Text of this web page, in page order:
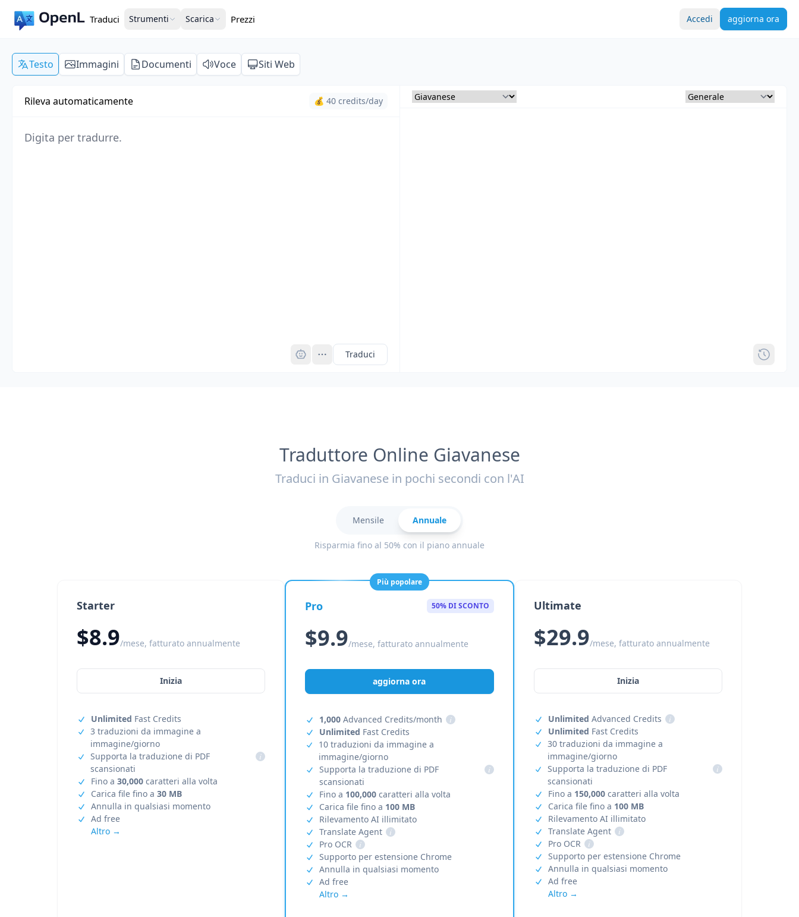
Traduci Strumenti Scarica Prezzi Accedi aggiorna ora
Testo Immagini Documenti Voce Siti Web
Rileva automaticamente 💰 40 credits/day
Traduci
Traduttore Online Giavanese
Traduci in Giavanese in pochi secondi con l'AI
Mensile Annuale
Risparmia fino al 50% con il piano annuale
Starter
$8.9/mese, fatturato annualmente
Inizia
Unlimited Fast Credits
3 traduzioni da immagine a
immagine/giorno
Supporta la traduzione di PDF
scansionati
i
Fino a 30,000 caratteri alla volta
Carica file fino a 30 MB
Annulla in qualsiasi momento
Ad free
Altro →
Più popolare
Pro 50% DI SCONTO
$9.9/mese, fatturato annualmente
aggiorna ora
1,000 Advanced Credits/month
i
Unlimited Fast Credits
10 traduzioni da immagine a
immagine/giorno
Supporta la traduzione di PDF
scansionati
i
Fino a 100,000 caratteri alla volta
Carica file fino a 100 MB
Rilevamento AI illimitato
Translate Agent
i
Pro OCR
i
Supporto per estensione Chrome
Annulla in qualsiasi momento
Ad free
Altro →
Ultimate
$29.9/mese, fatturato annualmente
Inizia
Unlimited Advanced Credits
i
Unlimited Fast Credits
30 traduzioni da immagine a
immagine/giorno
Supporta la traduzione di PDF
scansionati
i
Fino a 150,000caratteri alla volta
Carica file fino a 100 MB
Rilevamento AI illimitato
Translate Agent
i
Pro OCR
i
Supporto per estensione Chrome
Annulla in qualsiasi momento
Ad free
Altro →